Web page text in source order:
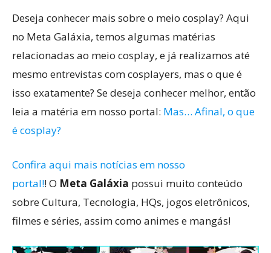
Deseja conhecer mais sobre o meio cosplay? Aqui
no Meta Galáxia, temos algumas matérias
relacionadas ao meio cosplay, e já realizamos até
mesmo entrevistas com cosplayers, mas o que é
isso exatamente? Se deseja conhecer melhor, então
leia a matéria em nosso portal: Mas… Afinal, o que
é cosplay?
Confira aqui mais notícias em nosso
portal!! O Meta Galáxia possui muito conteúdo
sobre Cultura, Tecnologia, HQs, jogos eletrônicos,
filmes e séries, assim como animes e mangás!